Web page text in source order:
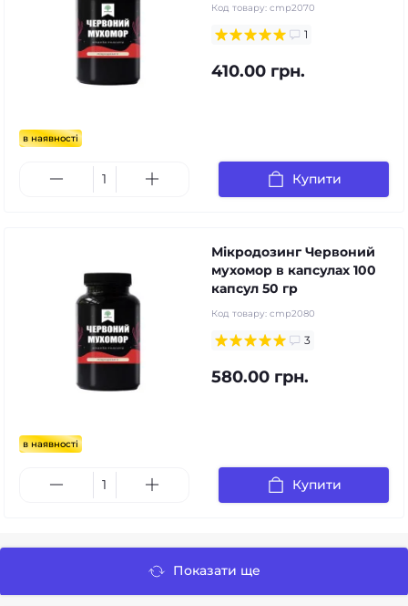
в наявності
Код товару: cmp2070
1
410.00 грн.
Купити
в наявності
Мікродозинг Червоний
мухомор в капсулах 100
капсул 50 гр
Код товару: cmp2080
3
580.00 грн.
Купити
Показати ще